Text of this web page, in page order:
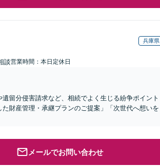
兵庫県
談営業時間：本日定休日
留分侵害請求など、相続でよく生じる紛争ポイント
財産管理・承継プランのご提案」「次世代へ想いを
メールでお問い合わせ